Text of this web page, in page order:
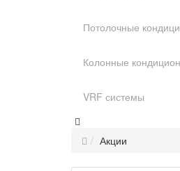
Потолочные
Колонные
VRF системы
Акции